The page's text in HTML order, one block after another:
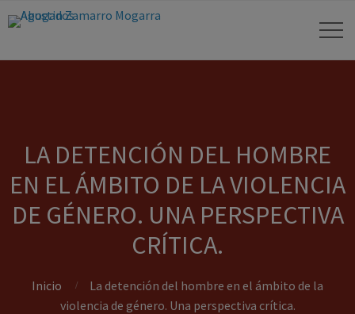
LA DETENCIÓN DEL HOMBRE
EN EL ÁMBITO DE LA VIOLENCIA
DE GÉNERO. UNA PERSPECTIVA
CRÍTICA.
Inicio
La detención del hombre en el ámbito de la
violencia de género. Una perspectiva crítica.